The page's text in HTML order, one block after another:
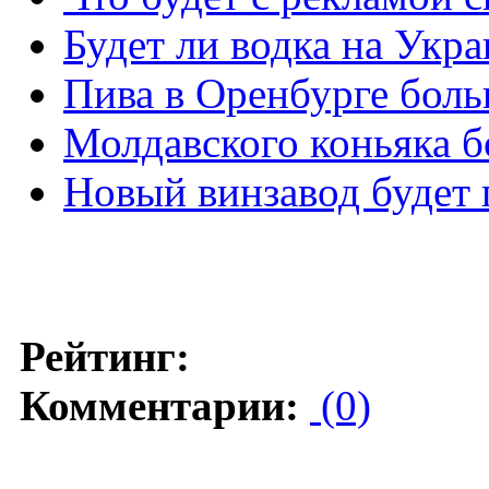
Будет ли водка на
Пива в Оренбурге
Молдавского коньяка
Новый винзавод будет
Рейтинг:
Комментарии: (0)